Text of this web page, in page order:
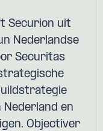
Securion uit
Nederlandse
Securitas
en
Objectiver